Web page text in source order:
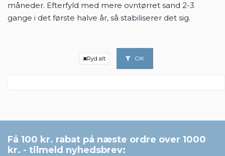
måneder. Efterfyld med mere ovntørret sand 2-3
gange i det første halve år, så stabiliserer det sig.
Ryd alt OK
Få 100 kr. rabat på næste ordre over 1000
kr. - tilmeld nyhedsbrev: